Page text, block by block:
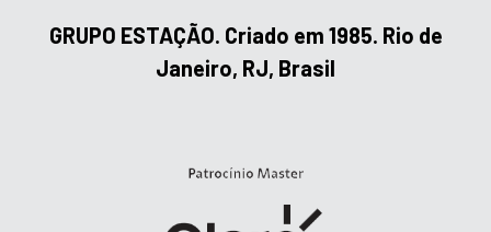
GRUPO ESTAÇÃO. Criado em 1985. Rio de
Janeiro, RJ, Brasil